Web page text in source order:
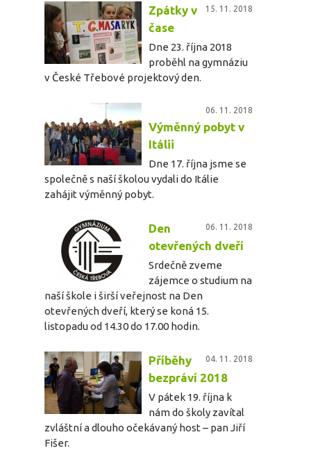
15. 11. 2018
Zpátky v
čase
Dne 23. října 2018
proběhl na gymnáziu
v České Třebové projektový den.
06. 11. 2018
Výměnný pobyt v
Itálii
Dne 17. října jsme se
společně s naší školou vydali do Itálie
zahájit výměnný pobyt.
06. 11. 2018
Den
otevřených dveří
Srdečně zveme
zájemce o studium na
naší škole i širší veřejnost na Den
otevřených dveří, který se koná 15.
listopadu od 14.30 do 17.00 hodin.
04. 11. 2018
Příběhy
bezpráví 2018
V pátek 19. října k
nám do školy zavítal
zvláštní a dlouho očekávaný host – pan Jiří
Fišer.